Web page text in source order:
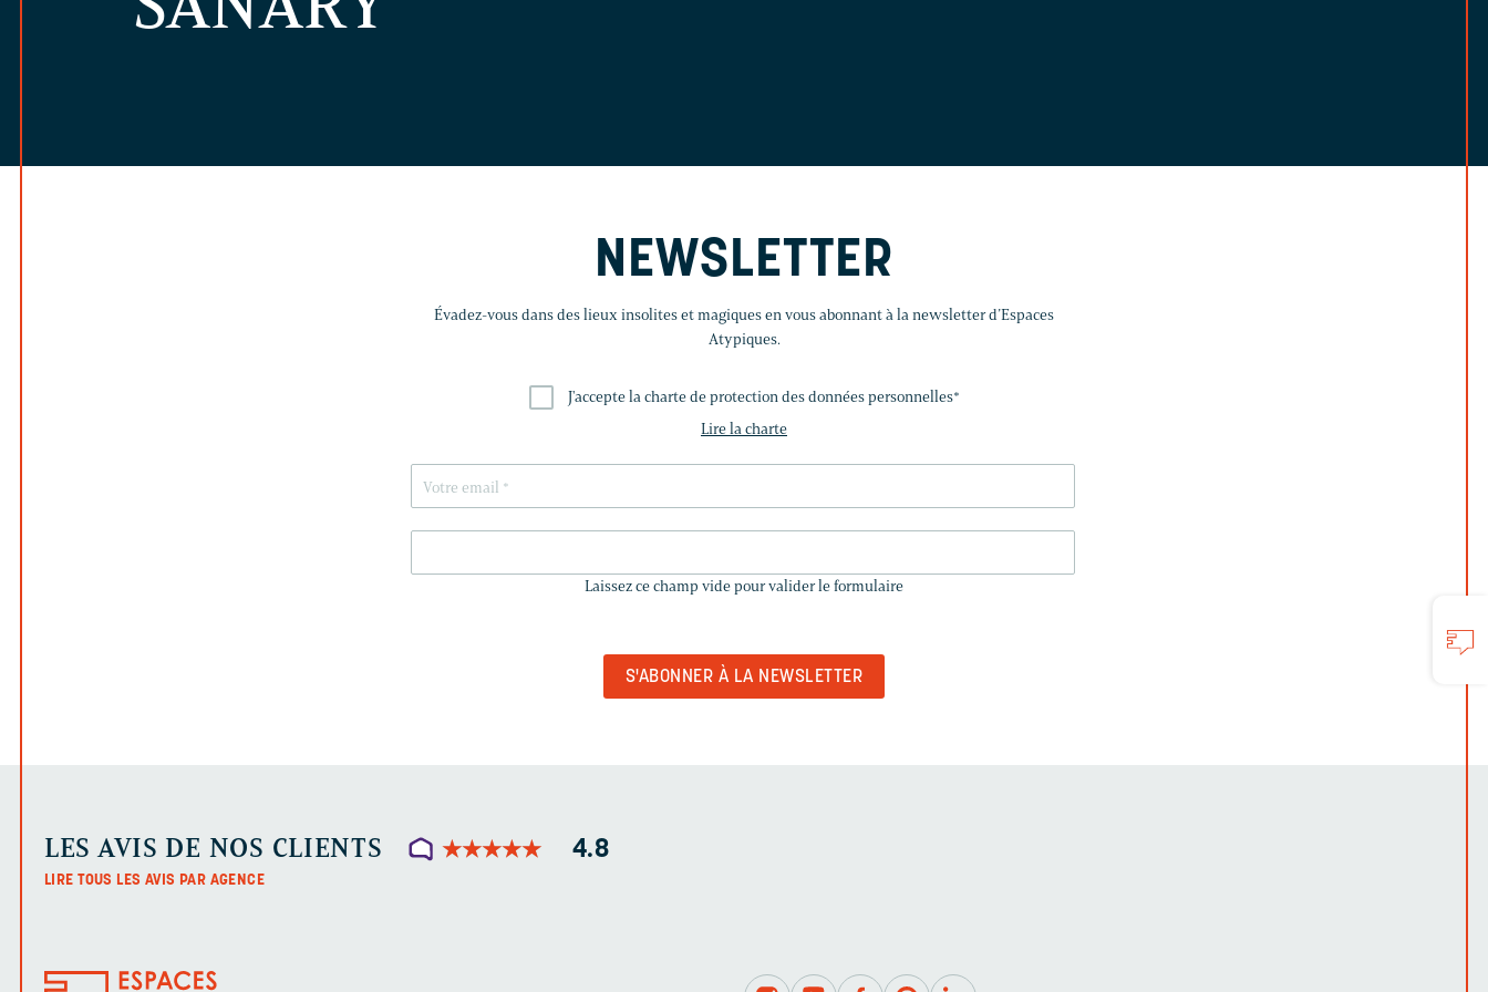
NEWSLETTER
Évadez-vous dans des lieux insolites et magiques en vous abonnant à la newsletter d’Espaces
Atypiques.
J'accepte la charte de protection des données personnelles*
Lire la charte
CHAMP
Laissez ce champ vide pour valider le formulaire
LES AVIS DE NOS CLIENTS ★★★★★
★★★★★ 4.8
LIRE TOUS LES AVIS PAR AGENCE